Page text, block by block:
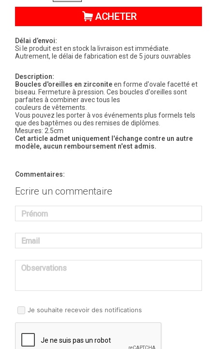
ACHETER
Délai d’envoi:
Si le produit est en stock la livraison est immédiate.
Autrement, le délai de fabrication est de 5 jours ouvrables
Description:
Boucles d'oreilles en zirconiteen forme d'ovale facetté et
biseau. Fermeture à pression. Ces boucles d'oreilles sont
parfaites à combiner avec tous les
couleurs de vêtements.
Vous pouvez les porter à vos événements plus formels tels
que des baptêmes ou des remises de diplômes.
Mesures: 2.5cm
Cet article admet uniquement l'échange contre un autre
modèle, aucun remboursement n'est admis.
Commentaires:
Ecrire un commentaire
Prénom
Email
Observations
Je souhaite recevoir des notifications